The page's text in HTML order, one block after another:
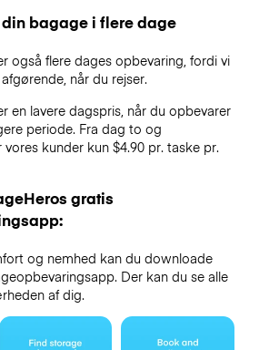
bagage i flere dage
også flere dages opbevaring, fordi vi
når du rejser.
en lavere dagspris, når du opbevarer
periode. Fra dag to og
kunder kun $4.90 pr. taske pr.
gratis
og nemhed kan du downloade
Der kan du se alle
af dig.